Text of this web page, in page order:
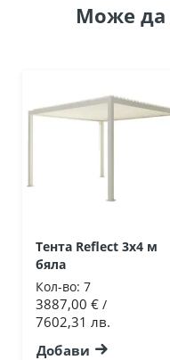
Може да
Тента Reflect 3х4 м
бяла
Кол-во: 7
3887,00 € /
7602,31 лв.
Добави